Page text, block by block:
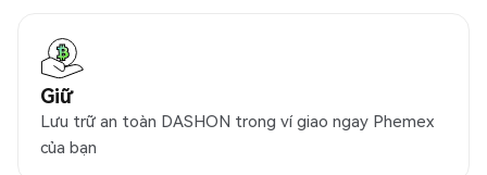
Giữ
Lưu trữ an toàn DASHON trong ví giao ngay Phemex
của bạn